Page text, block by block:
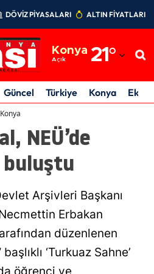
DÖVİZ PİYASALARI ALTIN FİYATLARI
Konya
Açık 21°
Adıyaman
Afyonkarahisar
Amasya
Ankara
Artvin
Aydın
Güncel Türkiye Konya
Konya
NEÜ’de
Arşivleri Başkanı
Erbakan
düzenlenen
‘Turkuaz Sahne’